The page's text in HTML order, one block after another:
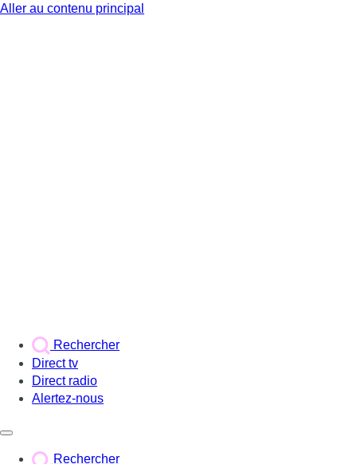
Aller au contenu principal
Rechercher
Direct tv
Direct radio
Alertez-nous
Rechercher